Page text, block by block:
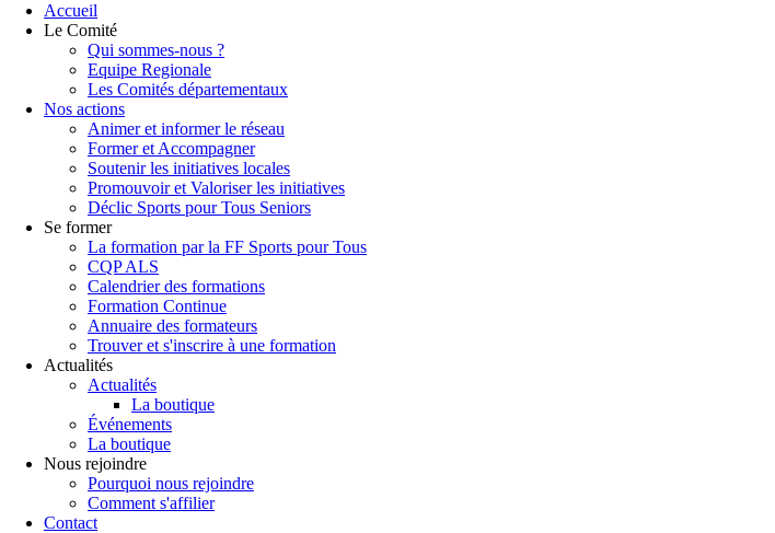
Accueil
Le Comité
Qui sommes-nous ?
Equipe Regionale
Les Comités départementaux
Nos actions
Animer et informer le réseau
Former et Accompagner
Soutenir les initiatives locales
Promouvoir et Valoriser les initiatives
Déclic Sports pour Tous Seniors
Se former
La formation par la FF Sports pour Tous
CQP ALS
Calendrier des formations
Formation Continue
Annuaire des formateurs
Trouver et s'inscrire à une formation
Actualités
Actualités
La boutique
Événements
La boutique
Nous rejoindre
Pourquoi nous rejoindre
Comment s'affilier
Contact